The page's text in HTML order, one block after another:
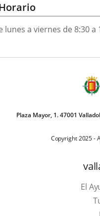
lunes a viernes de 8:30 a
Plaza Mayor, 1. 47001
Copyright 2025 -
El